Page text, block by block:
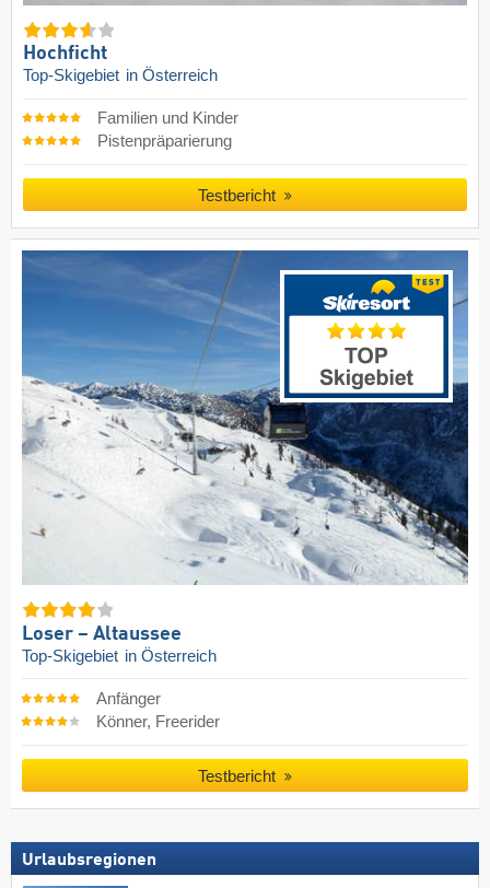
Hochficht
Top-Skigebiet in Österreich
Familien und Kinder
Pistenpräparierung
Testbericht
Loser – Altaussee
Top-Skigebiet in Österreich
Anfänger
Könner, Freerider
Testbericht
Urlaubsregionen